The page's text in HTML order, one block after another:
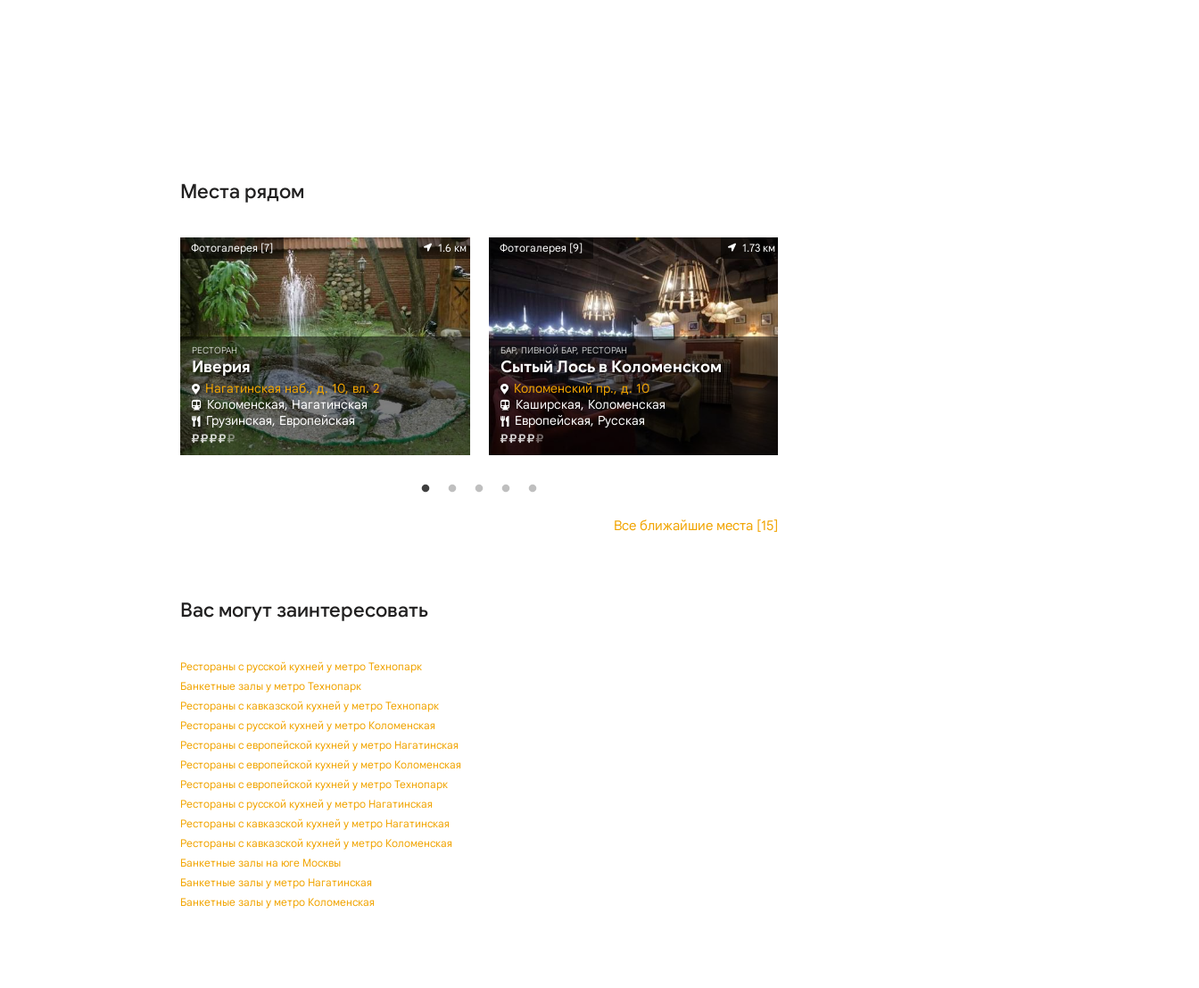
Места рядом
Фотогалерея [7] 1.6 км
РЕСТОРАН
Иверия
Нагатинская наб., д. 10, вл. 2
Коломенская, Нагатинская
Грузинская, Европейская
Фотогалерея [9] 1.73 км
БАР, ПИВНОЙ БАР, РЕСТОРАН
Сытый Лось в Коломенском
Коломенский пр., д. 10
Каширская, Коломенская
Европейская, Русская
Все ближайшие места [15]
Вас могут заинтересовать
Рестораны с русской кухней у метро Технопарк
Банкетные залы у метро Технопарк
Рестораны с кавказской кухней у метро Технопарк
Рестораны с русской кухней у метро Коломенская
Рестораны с европейской кухней у метро Нагатинская
Рестораны с европейской кухней у метро Коломенская
Рестораны с европейской кухней у метро Технопарк
Рестораны с русской кухней у метро Нагатинская
Рестораны с кавказской кухней у метро Нагатинская
Рестораны с кавказской кухней у метро Коломенская
Банкетные залы на юге Москвы
Банкетные залы у метро Нагатинская
Банкетные залы у метро Коломенская